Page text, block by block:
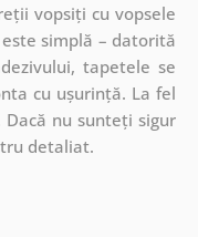
vopsiți cu vopsele
simplă – datorită
tapetele se
cu ușurință. La fel
nu sunteți sigur
detaliat.